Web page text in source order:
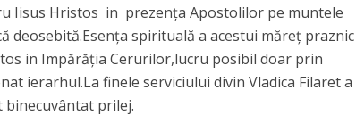
Iisus Hristos in prezența Apostolilor pe muntele
deosebită.Esența spirituală a acestui măreț praznic
in Impărăția Cerurilor,lucru posibil doar prin
ierarhul.La finele serviciului divin Vladica Filaret a
binecuvântat prilej.